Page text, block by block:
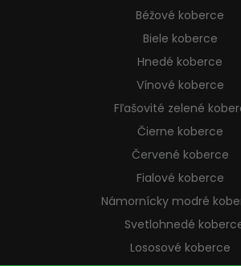
Béžové koberce
Biele koberce
Hnedé koberce
Vínové koberce
Fľašovité zelené
Čierne koberce
Červené koberce
Fialové koberce
Námornícky modré
Svetlohnedé
Lososové koberce